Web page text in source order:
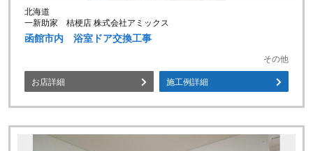
北海道
一新助家 桔梗店 株式会社アミックス
函館市内 浴室ドア交換工事
その他
お店詳細 施工例詳細